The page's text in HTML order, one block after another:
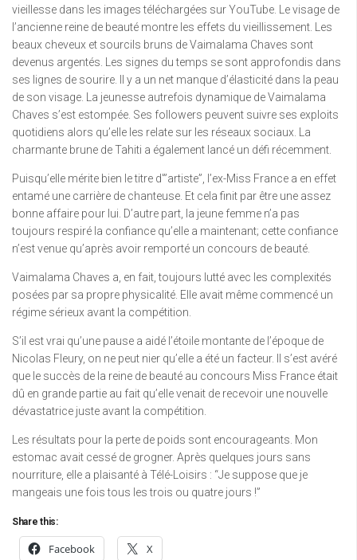
vieillesse dans les images téléchargées sur YouTube. Le visage de
l’ancienne reine de beauté montre les effets du vieillissement. Les
beaux cheveux et sourcils bruns de Vaimalama Chaves sont
devenus argentés. Les signes du temps se sont approfondis dans
ses lignes de sourire. Il y a un net manque d’élasticité dans la peau
de son visage. La jeunesse autrefois dynamique de Vaimalama
Chaves s’est estompée. Ses followers peuvent suivre ses exploits
quotidiens alors qu’elle les relate sur les réseaux sociaux. La
charmante brune de Tahiti a également lancé un défi récemment.
Puisqu’elle mérite bien le titre d'”artiste”, l’ex-Miss France a en effet
entamé une carrière de chanteuse. Et cela finit par être une assez
bonne affaire pour lui. D’autre part, la jeune femme n’a pas
toujours respiré la confiance qu’elle a maintenant; cette confiance
n’est venue qu’après avoir remporté un concours de beauté.
Vaimalama Chaves a, en fait, toujours lutté avec les complexités
posées par sa propre physicalité. Elle avait même commencé un
régime sérieux avant la compétition.
S’il est vrai qu’une pause a aidé l’étoile montante de l’époque de
Nicolas Fleury, on ne peut nier qu’elle a été un facteur. Il s’est avéré
que le succès de la reine de beauté au concours Miss France était
dû en grande partie au fait qu’elle venait de recevoir une nouvelle
dévastatrice juste avant la compétition.
Les résultats pour la perte de poids sont encourageants. Mon
estomac avait cessé de grogner. Après quelques jours sans
nourriture, elle a plaisanté à Télé-Loisirs : “Je suppose que je
mangeais une fois tous les trois ou quatre jours !”
Share this:
Facebook X